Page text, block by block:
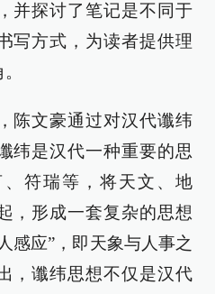
并探讨了笔记是不同于
写方式，为读者提供理
陈文豪通过对汉代谶纬
纬是汉代一种重要的思
符瑞等，将天文、地
，形成一套复杂的思想
感应”，即天象与人事之
，谶纬思想不仅是汉代